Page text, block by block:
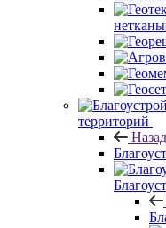
территорий
Назад